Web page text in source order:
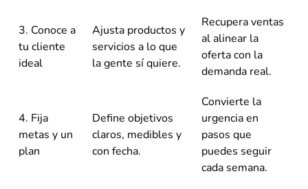
3. Conoce a
tu cliente
ideal
Ajusta productos y
servicios a lo que
la gente sí quiere.
Recupera ventas
al alinear la
oferta con la
demanda real.
4. Fija
metas y un
plan
Define objetivos
claros, medibles y
con fecha.
Convierte la
urgencia en
pasos que
puedes seguir
cada semana.